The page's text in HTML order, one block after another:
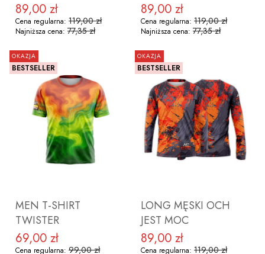
Cena promocyjna
89,00 zł
Cena regularna: 119,00 zł
Najniższa cena: 77,35 zł
ZOBACZ PRODUKT
Cena promocyjna
89,00 zł
Cena regularna: 119,00 zł
Najniższa cena: 77,35 zł
ZOBACZ PRODUKT
OKAZJA
BESTSELLER
MEN T-SHIRT
TWISTER
Cena promocyjna
69,00 zł
Cena regularna: 99,00 zł
OKAZJA
BESTSELLER
LONG MĘSKI OCH
JEST MOC
Cena promocyjna
89,00 zł
Cena regularna: 119,00 zł